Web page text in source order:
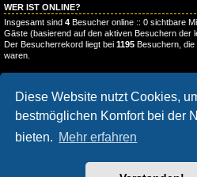
Diese Website nutzt Cookies,
bestmöglichen Komfort bei der
bieten. Mehr erfahren
WER IST ONLINE?
Insgesamt sind 4 Besucher online :: 0 sichtbare
Gäste (basierend auf den aktiven Besuchern der
Der Besucherrekord liegt bei 1195 Besuchern, die
waren.
Beiträge insgesamt300• Themen insgesamt 95 •
STARTSEITE FOREN-ÜBERSICHT
POWERED BYPHPBB ® FORUM